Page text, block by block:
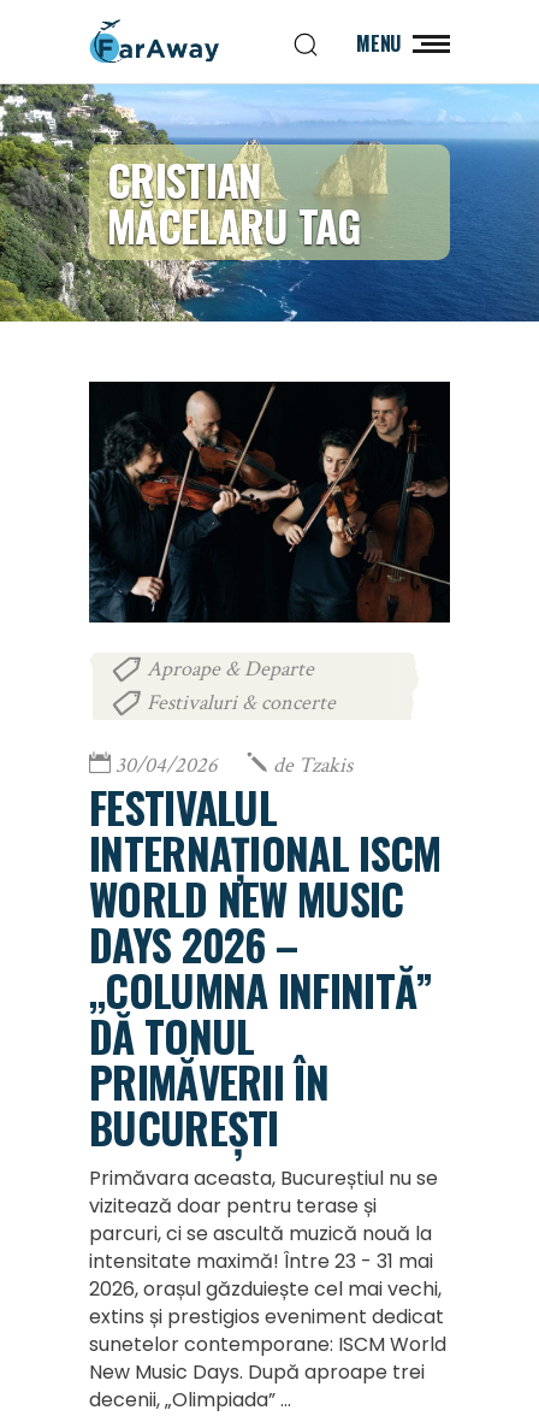
MENU
CRISTIAN
MĂCELARU TAG
Aproape & Departe
Festivaluri & concerte
30/04/2026 de Tzakis
FESTIVALUL
INTERNAȚIONAL ISCM
WORLD NEW MUSIC
DAYS 2026 –
„COLUMNA INFINITĂ”
DĂ TONUL
PRIMĂVERII ÎN
BUCUREȘTI
Primăvara aceasta, Bucureștiul nu se
vizitează doar pentru terase și
parcuri, ci se ascultă muzică nouă la
intensitate maximă! Între 23 - 31 mai
2026, orașul găzduiește cel mai vechi,
extins și prestigios eveniment dedicat
sunetelor contemporane: ISCM World
New Music Days. După aproape trei
decenii, „Olimpiada”